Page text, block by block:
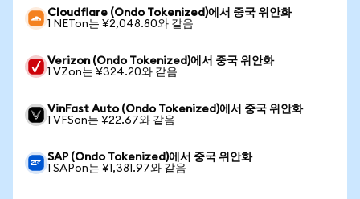
Cloudflare (Ondo Tokenized)에서 중국 위안화
1 NETon는 ¥2,048.80와 같음
Verizon (Ondo Tokenized)에서 중국 위안화
1 VZon는 ¥324.20와 같음
VinFast Auto (Ondo Tokenized)에서 중국 위안화
1 VFSon는 ¥22.67와 같음
SAP (Ondo Tokenized)에서 중국 위안화
1 SAPon는 ¥1,381.97와 같음